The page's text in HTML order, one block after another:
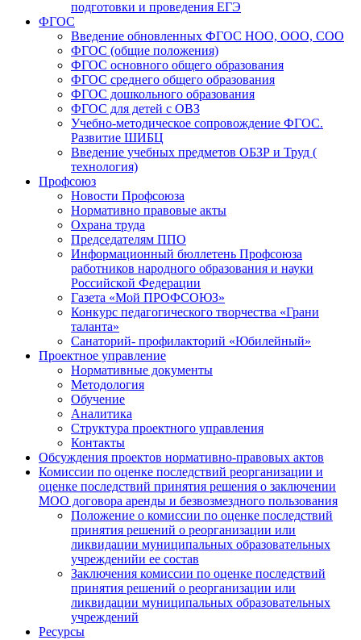
подготовки и проведения ЕГЭ
ФГОС
Введение обновленных ФГОС НОО, ООО, СОО
ФГОС (общие положения)
ФГОС основного общего образования
ФГОС среднего общего образования
ФГОС дошкольного образования
ФГОС для детей с ОВЗ
Учебно-методическое сопровождение ФГОС.
Развитие ШИБЦ
Введение учебных предметов ОБЗР и Труд (
технология)
Профсоюз
Новости Профсоюза
Нормативно правовые акты
Охрана труда
Председателям ППО
Информационный бюллетень Профсоюза
работников народного образования и науки
Российской Федерации
Газета «Мой ПРОФСОЮЗ»
Конкурс педагогического творчества «Грани
таланта»
Санаторий- профилакторий «Юбилейный»
Проектное управление
Нормативные документы
Методология
Обучение
Аналитика
Структура проектного управления
Контакты
Обсуждения проектов нормативно-правовых актов
Комиссии по оценке последствий реорганизации и
оценке последствий принятия решения о заключении
МОО договора аренды и безвозмездного пользования
Положение о комиссии по оценке последствий
принятия решений о реорганизации или
ликвидации муниципальных образовательных
учрежденийи ее состав
Заключения комиссии по оценке последствий
принятия решений о реорганизации или
ликвидации муниципальных образовательных
учреждений
Ресурсы